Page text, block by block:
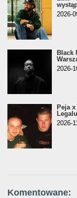
2026-
Black
2026-
Peja
2026-
Komentowane: